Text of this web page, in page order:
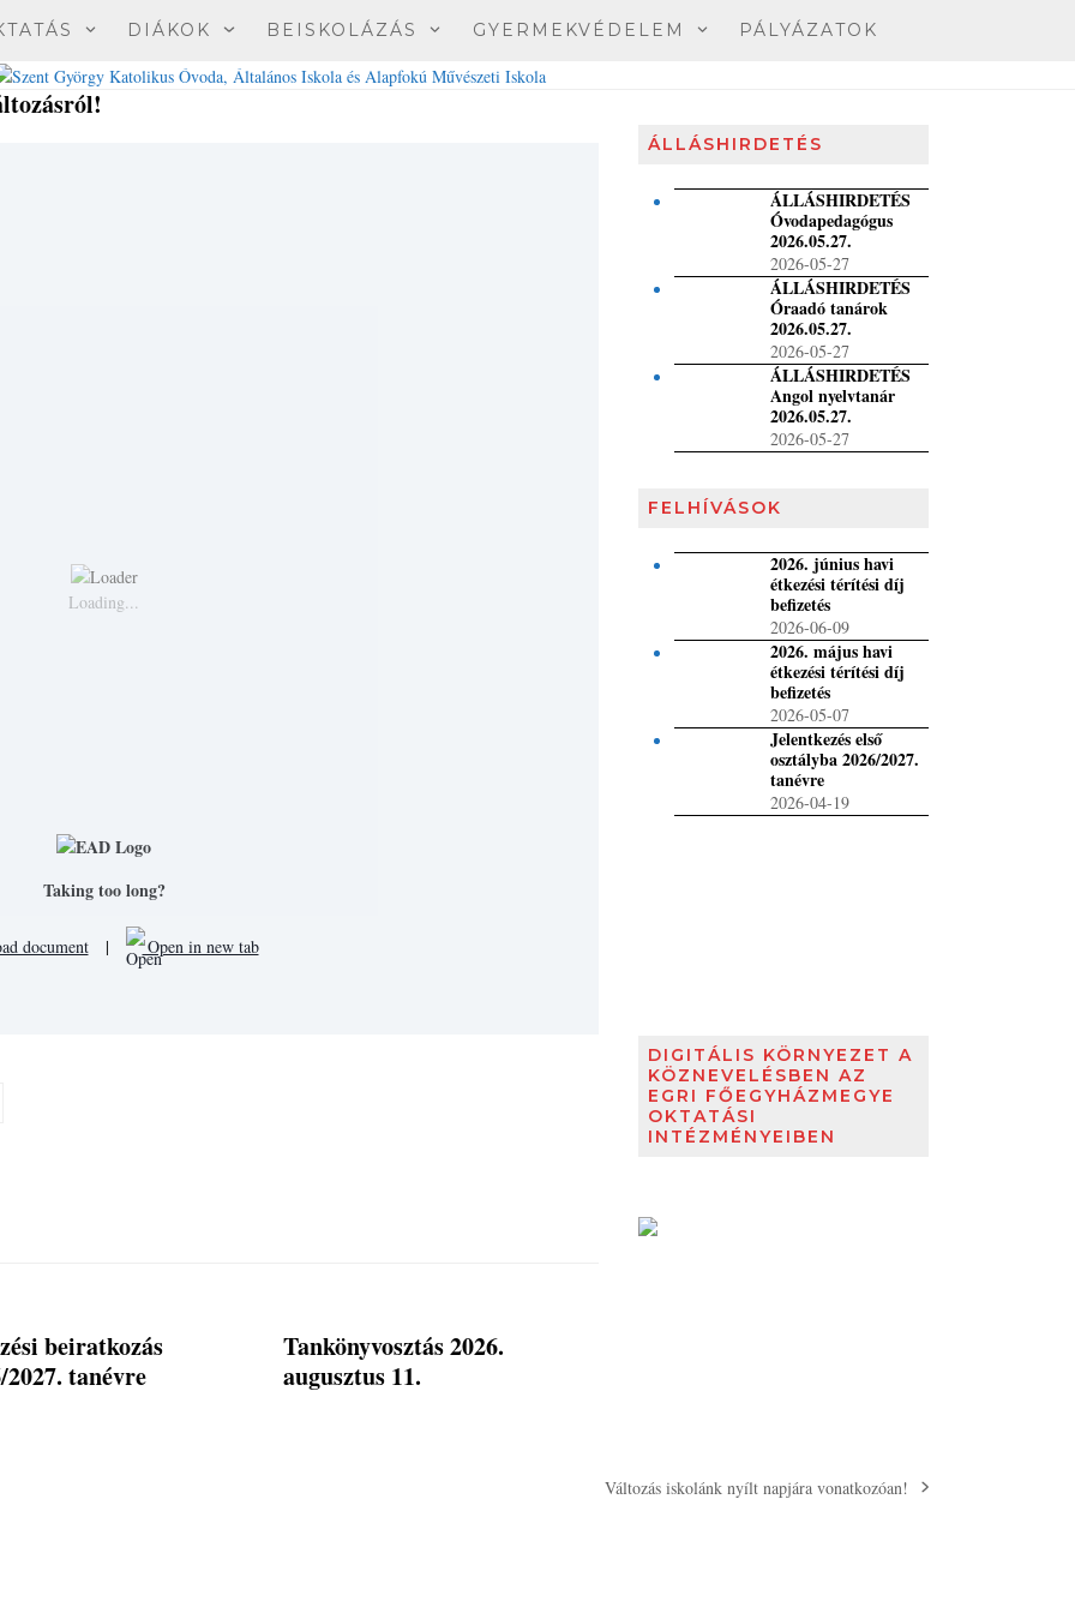
DIÁKOK BEISKOLÁZÁS GYERMEKVÉDELEM PÁLYÁZATOK
Loading...
Taking too long?
document | Open in new tab
beiratkozás
2027. tanévre
Tankönyvosztás 2026.
augusztus 11.
ÁLLÁSHIRDETÉS
ÁLLÁSHIRDETÉS
Óvodapedagógus
2026.05.27.
2026-05-27
ÁLLÁSHIRDETÉS
Óraadó tanárok
2026.05.27.
2026-05-27
ÁLLÁSHIRDETÉS
Angol nyelvtanár
2026.05.27.
2026-05-27
FELHÍVÁSOK
2026. június havi
étkezési térítési díj
befizetés
2026-06-09
2026. május havi
étkezési térítési díj
befizetés
2026-05-07
Jelentkezés első
osztályba 2026/2027.
tanévre
2026-04-19
DIGITÁLIS KÖRNYEZET A
KÖZNEVELÉSBEN AZ
EGRI FŐEGYHÁZMEGYE
OKTATÁSI
INTÉZMÉNYEIBEN
next
Változás iskolánk nyílt napjára vonatkozóan!